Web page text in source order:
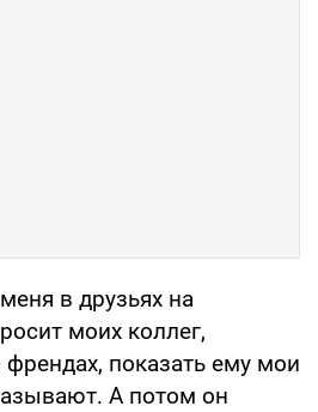
в друзьях на
моих коллег,
показать ему мои
А потом он